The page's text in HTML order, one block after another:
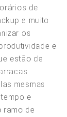
de
e muito
os
e
estão de
mesmas
e
ramo de